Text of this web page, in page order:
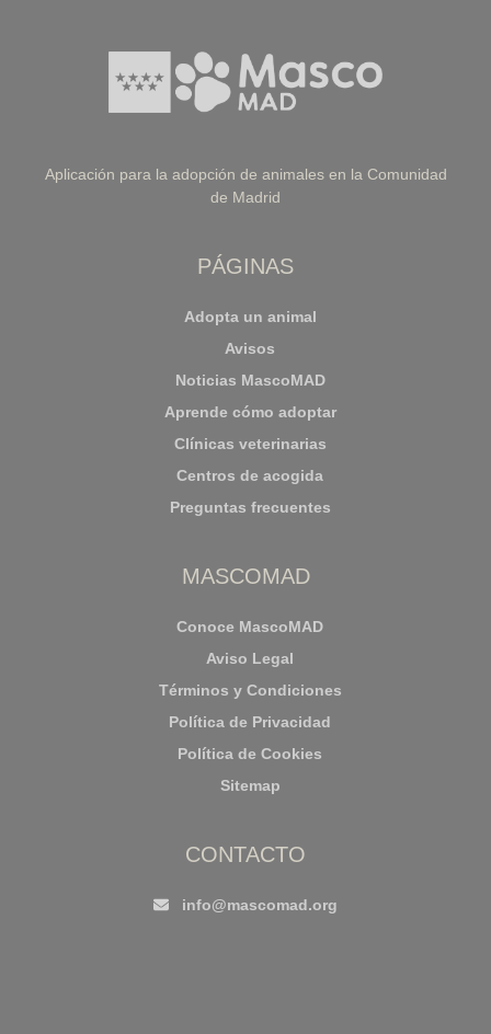
Aplicación para la adopción de animales en la Comunidad
de Madrid
PÁGINAS
Adopta un animal
Avisos
Noticias MascoMAD
Aprende cómo adoptar
Clínicas veterinarias
Centros de acogida
Preguntas frecuentes
MASCOMAD
Conoce MascoMAD
Aviso Legal
Términos y Condiciones
Política de Privacidad
Política de Cookies
Sitemap
CONTACTO
info@mascomad.org